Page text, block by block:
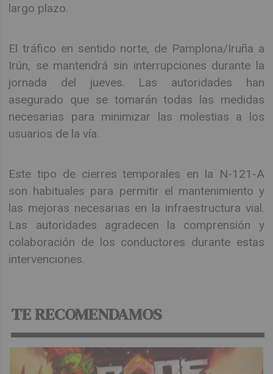
largo plazo.
El tráfico en sentido norte, de Pamplona/Iruña a
Irún, se mantendrá sin interrupciones durante la
jornada del jueves. Las autoridades han
asegurado que se tomarán todas las medidas
necesarias para minimizar las molestias a los
usuarios de la vía.
Este tipo de cierres temporales en la N-121-A
son habituales para permitir el mantenimiento y
las mejoras necesarias en la infraestructura vial.
Las autoridades agradecen la comprensión y
colaboración de los conductores durante estas
intervenciones.
TE RECOMENDAMOS